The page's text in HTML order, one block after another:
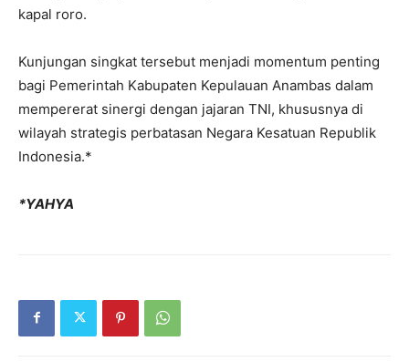
kapal roro.
Kunjungan singkat tersebut menjadi momentum penting
bagi Pemerintah Kabupaten Kepulauan Anambas dalam
mempererat sinergi dengan jajaran TNI, khususnya di
wilayah strategis perbatasan Negara Kesatuan Republik
Indonesia.*
*YAHYA